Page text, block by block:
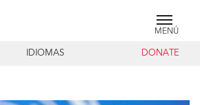
MENÚ
IDIOMAS DONATE